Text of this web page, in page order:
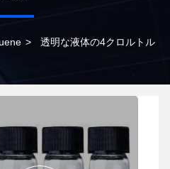
> 透明な液体の4クロルトル